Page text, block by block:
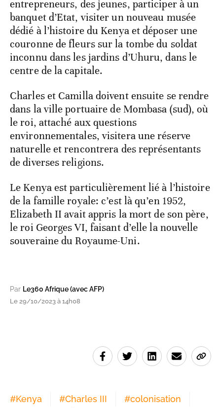
entrepreneurs, des jeunes, participer à un
banquet d’Etat, visiter un nouveau musée
dédié à l’histoire du Kenya et déposer une
couronne de fleurs sur la tombe du soldat
inconnu dans les jardins d’Uhuru, dans le
centre de la capitale.
Charles et Camilla doivent ensuite se rendre
dans la ville portuaire de Mombasa (sud), où
le roi, attaché aux questions
environnementales, visitera une réserve
naturelle et rencontrera des représentants
de diverses religions.
Le Kenya est particulièrement lié à l’histoire
de la famille royale: c’est là qu’en 1952,
Elizabeth II avait appris la mort de son père,
le roi Georges VI, faisant d’elle la nouvelle
souveraine du Royaume-Uni.
Par Le360 Afrique (avec AFP)
Le 29/10/2023 à 14h08
#Kenya #Charles III #colonisation